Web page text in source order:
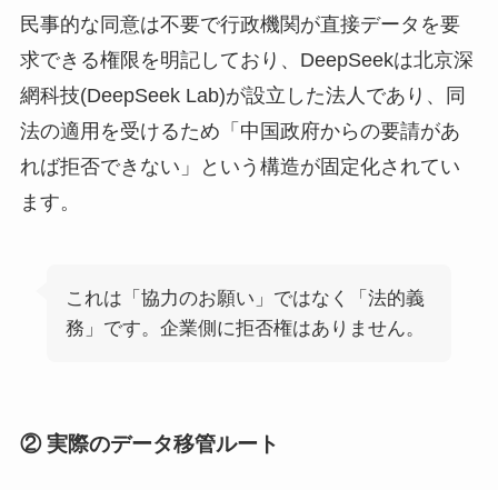
民事的な同意は不要で行政機関が直接データを要
求できる権限を明記しており、DeepSeekは北京深
網科技(DeepSeek Lab)が設立した法人であり、同
法の適用を受けるため「中国政府からの要請があ
れば拒否できない」という構造が固定化されてい
ます。
これは「協力のお願い」ではなく「法的義
務」です。企業側に拒否権はありません。
② 実際のデータ移管ルート